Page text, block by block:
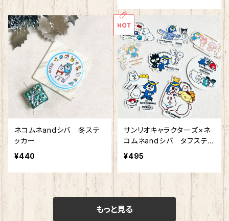
ネコムネandシバ 冬ステ
ッカー
¥440
サンリオキャラクターズ×ネ
コムネandシバ タフステッ
カー
¥495
もっと見る